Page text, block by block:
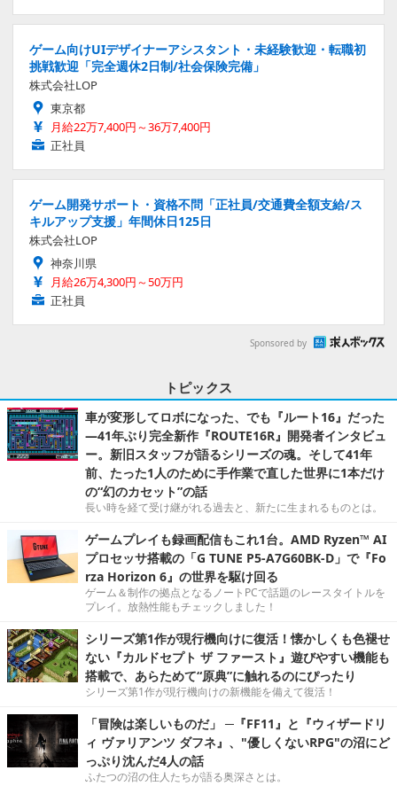
ゲーム向けUIデザイナーアシスタント・未経験歓迎・転職初
挑戦歓迎「完全週休2日制/社会保険完備」
株式会社LOP
東京都
月給22万7,400円～36万7,400円
正社員
ゲーム開発サポート・資格不問「正社員/交通費全額支給/ス
キルアップ支援」年間休日125日
株式会社LOP
神奈川県
月給26万4,300円～50万円
正社員
Sponsored by
トピックス
車が変形してロボになった、でも『ルート16』だった
―41年ぶり完全新作『ROUTE16R』開発者インタビュ
ー。新旧スタッフが語るシリーズの魂。そして41年
前、たった1人のために手作業で直した世界に1本だけ
の“幻のカセット”の話
長い時を経て受け継がれる過去と、新たに生まれるものとは。
ゲームプレイも録画配信もこれ1台。AMD Ryzen™ AI
プロセッサ搭載の「G TUNE P5-A7G60BK-D」で『Fo
rza Horizon 6』の世界を駆け回る
ゲーム＆制作の拠点となるノートPCで話題のレースタイトルを
プレイ。放熱性能もチェックしました！
シリーズ第1作が現行機向けに復活！懐かしくも色褪せ
ない『カルドセプト ザ ファースト』遊びやすい機能も
搭載で、あらためて“原典”に触れるのにぴったり
シリーズ第1作が現行機向けの新機能を備えて復活！
「冒険は楽しいものだ」 ─『FF11』と『ウィザードリ
ィ ヴァリアンツ ダフネ』、"優しくないRPG"の沼にど
っぷり沈んだ4人の話
ふたつの沼の住人たちが語る奥深さとは。